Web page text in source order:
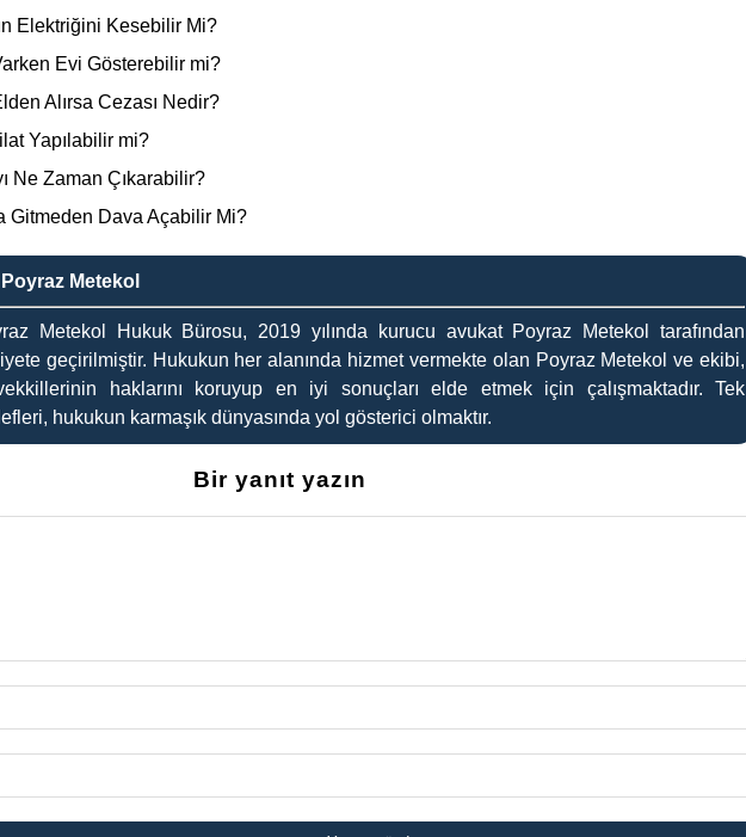
Elektriğini Kesebilir Mi?
Evi Gösterebilir mi?
Alırsa Cezası Nedir?
Yapılabilir mi?
Ne Zaman Çıkarabilir?
Gitmeden Dava Açabilir Mi?
Metekol
Metekol Hukuk Bürosu, 2019 yılında kurucu avukat Poyraz Metekol tarafından
geçirilmiştir. Hukukun her alanında hizmet vermekte olan Poyraz Metekol ve ekibi,
haklarını koruyup en iyi sonuçları elde etmek için çalışmaktadır. Tek
hukukun karmaşık dünyasında yol gösterici olmaktır.
Bir yanıt yazın